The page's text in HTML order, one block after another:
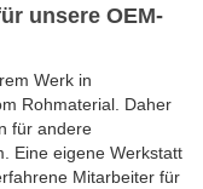
unsere OEM-
Werk in
Rohmaterial. Daher
für andere
Eine eigene Werkstatt
Mitarbeiter für